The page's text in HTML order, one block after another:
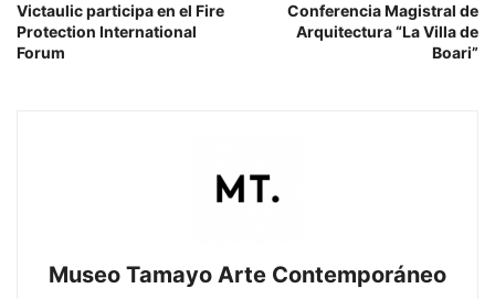
Victaulic participa en el Fire
Protection International
Forum
Conferencia Magistral de
Arquitectura “La Villa de
Boari”
Museo Tamayo Arte Contemporáneo